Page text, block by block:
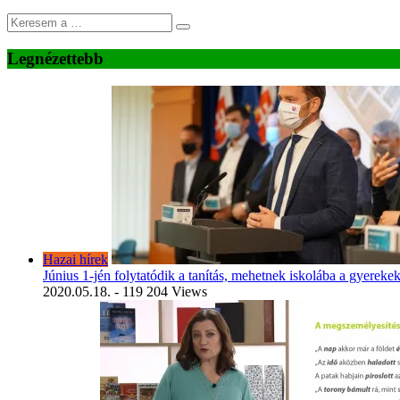
Legnézettebb
Hazai hírek
Június 1-jén folytatódik a tanítás, mehetnek iskolába a gyerekek
2020.05.18. - 119 204 Views